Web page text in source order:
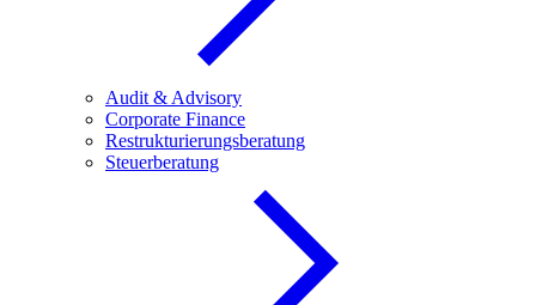
Audit & Advisory
Corporate Finance
Restrukturierungsberatung
Steuerberatung